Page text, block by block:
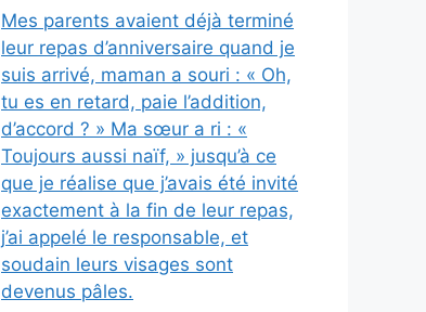
Mes parents avaient déjà terminé
leur repas d’anniversaire quand je
suis arrivé, maman a souri : « Oh,
tu es en retard, paie l’addition,
d’accord ? » Ma sœur a ri : «
Toujours aussi naïf, » jusqu’à ce
que je réalise que j’avais été invité
exactement à la fin de leur repas,
j’ai appelé le responsable, et
soudain leurs visages sont
devenus pâles.